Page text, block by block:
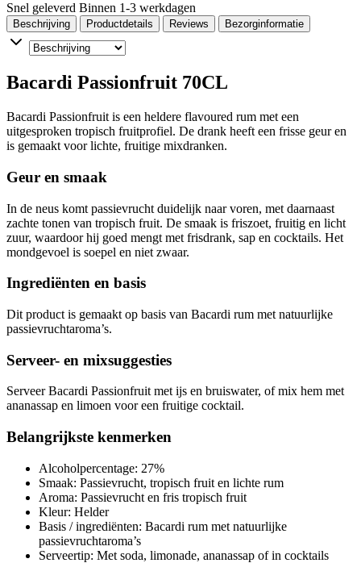
Snel geleverd Binnen 1-3 werkdagen
Beschrijving Productdetails Reviews Bezorginformatie
Bacardi Passionfruit 70CL
Bacardi Passionfruit is een heldere flavoured rum met een
uitgesproken tropisch fruitprofiel. De drank heeft een frisse geur en
is gemaakt voor lichte, fruitige mixdranken.
Geur en smaak
In de neus komt passievrucht duidelijk naar voren, met daarnaast
zachte tonen van tropisch fruit. De smaak is friszoet, fruitig en licht
zuur, waardoor hij goed mengt met frisdrank, sap en cocktails. Het
mondgevoel is soepel en niet zwaar.
Ingrediënten en basis
Dit product is gemaakt op basis van Bacardi rum met natuurlijke
passievruchtaroma’s.
Serveer- en mixsuggesties
Serveer Bacardi Passionfruit met ijs en bruiswater, of mix hem met
ananassap en limoen voor een fruitige cocktail.
Belangrijkste kenmerken
Alcoholpercentage: 27%
Smaak: Passievrucht, tropisch fruit en lichte rum
Aroma: Passievrucht en fris tropisch fruit
Kleur: Helder
Basis / ingrediënten: Bacardi rum met natuurlijke
passievruchtaroma’s
Serveertip: Met soda, limonade, ananassap of in cocktails